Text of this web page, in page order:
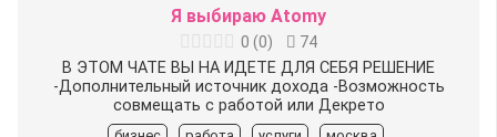
Я выбираю Atomy
0 (0)
74
В ЭТОМ ЧАТЕ ВЫ НА ИДЕТЕ ДЛЯ СЕБЯ РЕШЕНИЕ
-Дополнительный источник дохода -Возможность
совмещать с работой или Декрето